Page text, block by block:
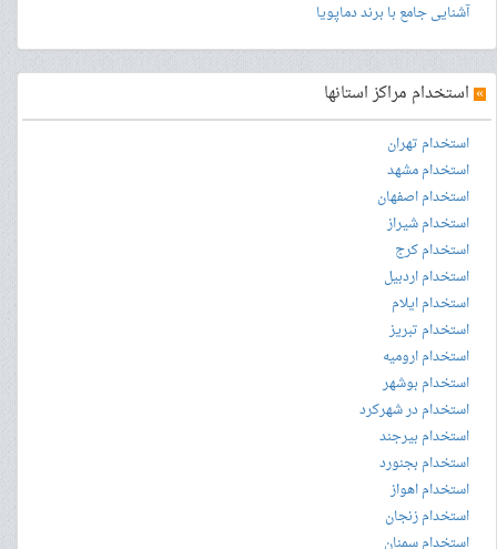
آشنایی جامع با برند دماپویا
» استخدام مراکز استانها
استخدام تهران
استخدام مشهد
استخدام اصفهان
استخدام شیراز
استخدام کرج
استخدام اردبیل
استخدام ایلام
استخدام تبریز
استخدام ارومیه
استخدام بوشهر
استخدام در شهرکرد
استخدام بیرجند
استخدام بجنورد
استخدام اهواز
استخدام زنجان
استخدام سمنان